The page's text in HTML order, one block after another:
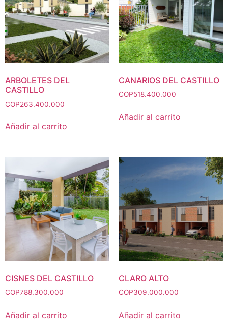
ARBOLETES DEL
CASTILLO
COP263.400.000
Añadir al carrito
CANARIOS DEL CASTILLO
COP518.400.000
Añadir al carrito
CISNES DEL CASTILLO
COP788.300.000
Añadir al carrito
CLARO ALTO
COP309.000.000
Añadir al carrito